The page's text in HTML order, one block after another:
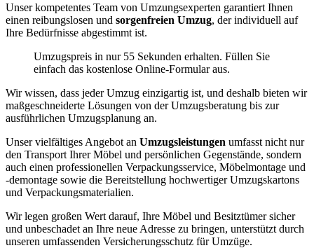
Unser kompetentes Team von Umzungsexperten garantiert Ihnen
einen reibungslosen und sorgenfreien Umzug, der individuell auf
Ihre Bedürfnisse abgestimmt ist.
Umzugspreis in nur 55 Sekunden erhalten. Füllen Sie
einfach das kostenlose Online-Formular aus.
Wir wissen, dass jeder Umzug einzigartig ist, und deshalb bieten wir
maßgeschneiderte Lösungen von der Umzugsberatung bis zur
ausführlichen Umzugsplanung an.
Unser vielfältiges Angebot an Umzugsleistungen umfasst nicht nur
den Transport Ihrer Möbel und persönlichen Gegenstände, sondern
auch einen professionellen Verpackungsservice, Möbelmontage und
-demontage sowie die Bereitstellung hochwertiger Umzugskartons
und Verpackungsmaterialien.
Wir legen großen Wert darauf, Ihre Möbel und Besitztümer sicher
und unbeschadet an Ihre neue Adresse zu bringen, unterstützt durch
unseren umfassenden Versicherungsschutz für Umzüge.